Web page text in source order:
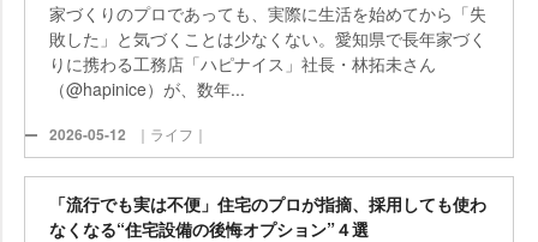
家づくりのプロであっても、実際に生活を始めてから「失
敗した」と気づくことは少なくない。愛知県で長年家づく
りに携わる工務店「ハピナイス」社長・林拓未さん
（@hapinice）が、数年...
2026-05-12 ｜ライフ｜
「流行でも実は不便」住宅のプロが指摘、採用しても使わ
なくなる“住宅設備の後悔オプション”４選